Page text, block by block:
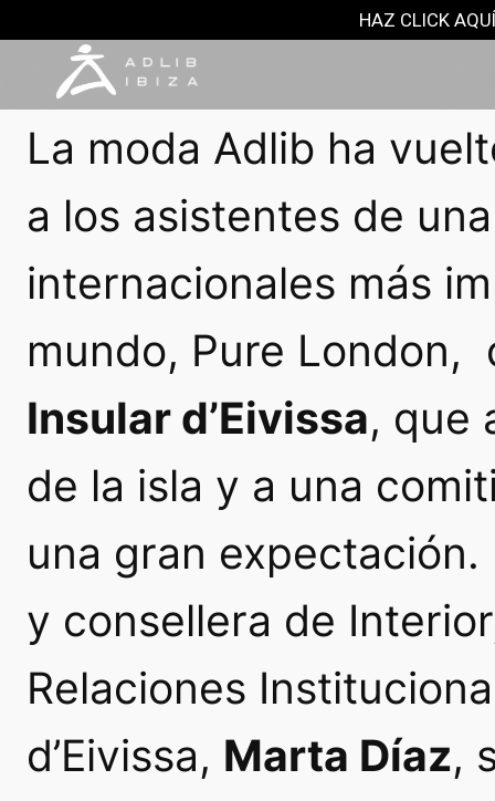
HAZ CLICK
La moda Adlib ha
a los asistentes de
internacionales más
mundo, Pure London,
Insular d’Eivissa, que
de la isla y a una
una gran
y consellera de
Relaciones
d’Eivissa, Marta Díaz,